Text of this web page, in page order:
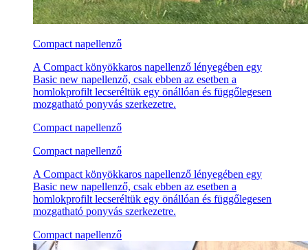
Compact napellenző
A Compact könyökkaros napellenző lényegében egy
Basic new napellenző, csak ebben az esetben a
homlokprofilt lecseréltük egy önállóan és függőlegesen
mozgatható ponyvás szerkezetre.
Compact napellenző
Compact napellenző
A Compact könyökkaros napellenző lényegében egy
Basic new napellenző, csak ebben az esetben a
homlokprofilt lecseréltük egy önállóan és függőlegesen
mozgatható ponyvás szerkezetre.
Compact napellenző